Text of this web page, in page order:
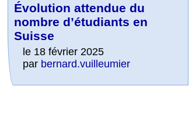
Évolution attendue du
nombre d’étudiants en
Suisse
le 18 février 2025
par bernard.vuilleumier